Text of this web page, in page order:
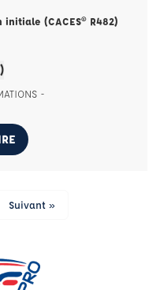
(CACES® R482)
-
Suivant »